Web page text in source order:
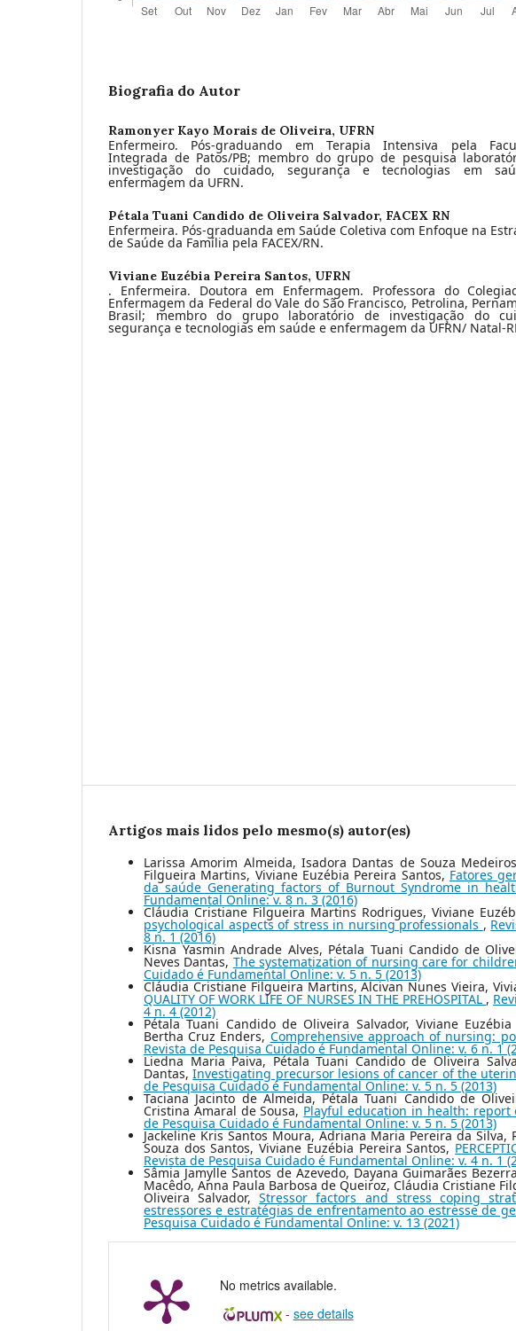
Biografia do Autor
Ramonyer Kayo Morais de Oliveira, UFRN
Enfermeiro. Pós-graduando em Terapia Intensiva pela
Integrada de Patos/PB; membro do grupo de pesquisa
investigação do cuidado, segurança e tecnologias em
enfermagem da UFRN.
Pétala Tuani Candido de Oliveira Salvador, FACEX RN
Enfermeira. Pós-graduanda em Saúde Coletiva com Enfoque na
de Saúde da Família pela FACEX/RN.
Viviane Euzébia Pereira Santos, UFRN
. Enfermeira. Doutora em Enfermagem. Professora do
Enfermagem da Federal do Vale do São Francisco, Petrolina,
Brasil; membro do grupo laboratório de investigação do
segurança e tecnologias em saúde e enfermagem da UFRN/ Natal-
Artigos mais lidos pelo mesmo(s) autor(es)
Larissa Amorim Almeida, Isadora Dantas de Souza
Filgueira Martins, Viviane Euzébia Pereira Santos, Fatores
da saúde Generating factors of Burnout Syndrome in
Fundamental Online: v. 8 n. 3 (2016)
Cláudia Cristiane Filgueira Martins Rodrigues, Viviane
psychological aspects of stress in nursing professionals ,
8 n. 1 (2016)
Kisna Yasmin Andrade Alves, Pétala Tuani Candido de
Neves Dantas, The systematization of nursing care for
Cuidado é Fundamental Online: v. 5 n. 5 (2013)
Cláudia Cristiane Filgueira Martins, Alcivan Nunes Vieira,
QUALITY OF WORK LIFE OF NURSES IN THE PREHOSPITAL,
4 n. 4 (2012)
Pétala Tuani Candido de Oliveira Salvador, Viviane
Bertha Cruz Enders, Comprehensive approach of nursing:
Revista de Pesquisa Cuidado é Fundamental Online: v. 6 n. 1
Liedna Maria Paiva, Pétala Tuani Candido de Oliveira
Dantas,Investigating precursor lesions of cancer of the
de Pesquisa Cuidado é Fundamental Online: v. 5 n. 5 (2013)
Taciana Jacinto de Almeida, Pétala Tuani Candido de
Cristina Amaral de Sousa, Playful education in health: report
de Pesquisa Cuidado é Fundamental Online: v. 5 n. 5 (2013)
Jackeline Kris Santos Moura, Adriana Maria Pereira da Silva,
Souza dos Santos, Viviane Euzébia Pereira Santos,
Revista de Pesquisa Cuidado é Fundamental Online: v. 4 n. 1
Sâmia Jamylle Santos de Azevedo, Dayana Guimarães
Macêdo, Anna Paula Barbosa de Queiroz, Cláudia Cristiane
Oliveira Salvador,Stressor factors and stress coping
estressores e estratégias de enfrentamento ao estresse de
Pesquisa Cuidado é Fundamental Online: v. 13 (2021)
No metrics available.
- see details